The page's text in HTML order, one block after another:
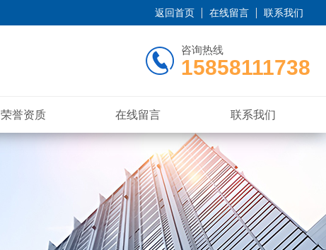
返回首页 在线留言 联系我们
咨询热线
15858111738
荣誉资质 在线留言 联系我们